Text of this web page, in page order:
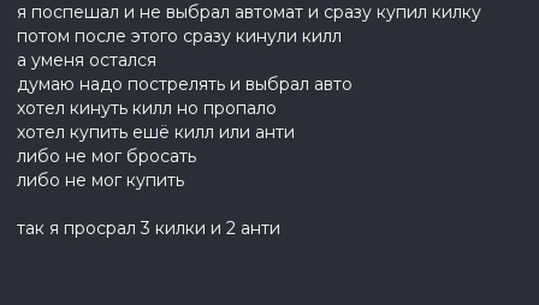
я поспешал и не выбрал автомат и сразу купил килку
потом после этого сразу кинули килл
а уменя остался
думаю надо пострелять и выбрал авто
хотел кинуть килл но пропало
хотел купить ешё килл или анти
либо не мог бросать
либо не мог купить
так я просрал 3 килки и 2 анти